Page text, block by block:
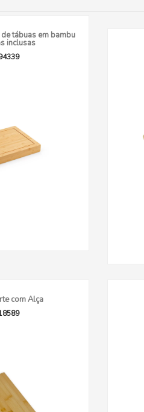
tábuas em bambu
inclusas
com Alça